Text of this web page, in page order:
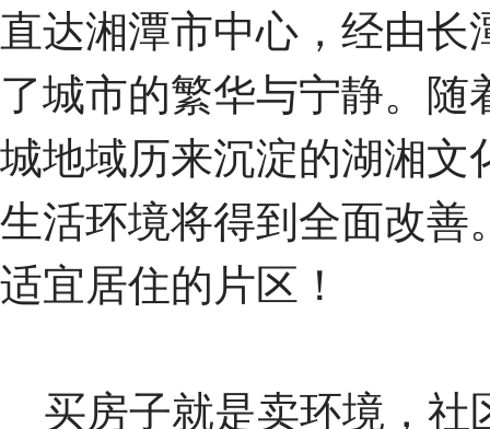
直达湘潭市中心，经由长
了城市的繁华与宁静。
城地域历来沉淀的湖湘文
生活环境将得到全面改善
适宜居住的片区！
买房子就是卖环境，社